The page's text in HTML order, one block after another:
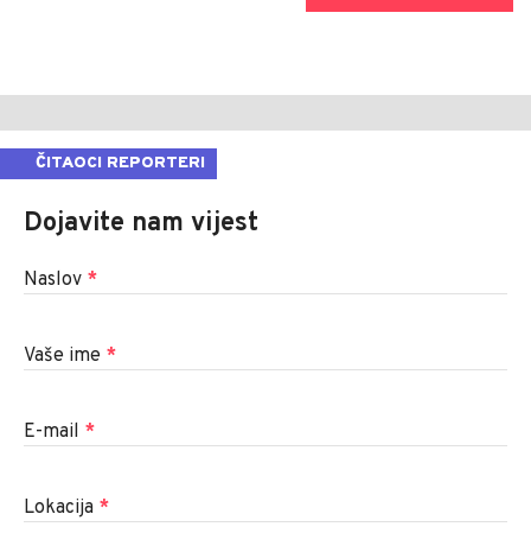
ČITAOCI REPORTERI
Dojavite nam vijest
Naslov *
Vaše ime *
E-mail *
Lokacija *